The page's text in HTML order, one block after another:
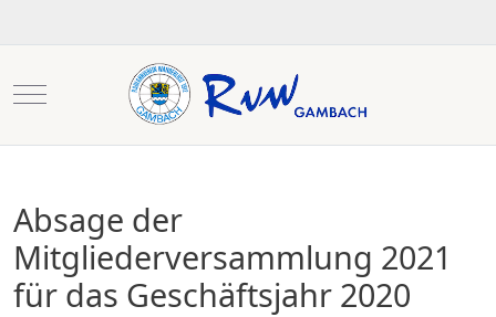
Mobile Menu Toggle
Absage der
Mitgliederversammlung 2021
für das Geschäftsjahr 2020